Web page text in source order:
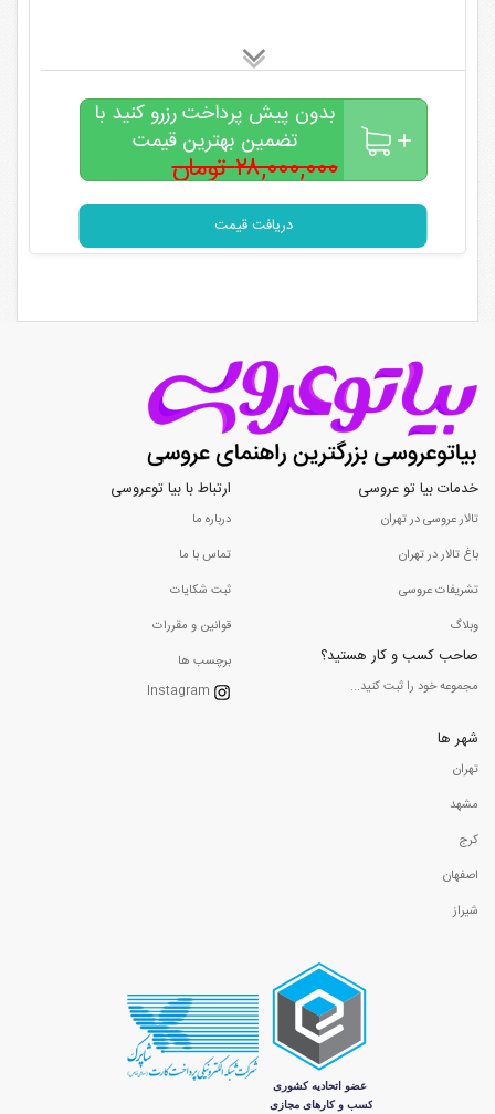
بدون پیش پرداخت رزرو کنید با
تضمین بهترین قیمت
۲۸,۰۰۰,۰۰۰ تومان
۲۲,۰۰۰,۰۰۰تومان
دریافت قیمت
خدمات بیا تو عروسی
تالار عروسی در تهران
باغ تالار در تهران
تشریفات عروسی
وبلاگ
صاحب کسب و کار هستید؟
مجموعه خود را ثبت کنید...
ارتباط با بیا توعروسی
درباره ما
تماس با ما
ثبت شکایات
قوانین و مقررات
برچسب ها
Instagram
شهر ها
تهران
مشهد
کرج
اصفهان
شیراز